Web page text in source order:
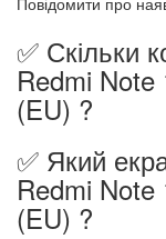
✅ Скільки
Redmi
(EU) ?
✅ Який
Redmi
(EU) ?